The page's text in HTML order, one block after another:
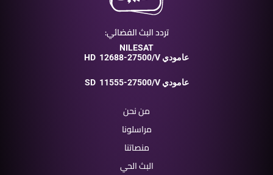
تردد البث الفضائي:
NILESAT
HD
12688-27500/V عامودي
SD 11555-27500/V عامودي
من نحن
مراسلونا
منصاتنا
البث الحي